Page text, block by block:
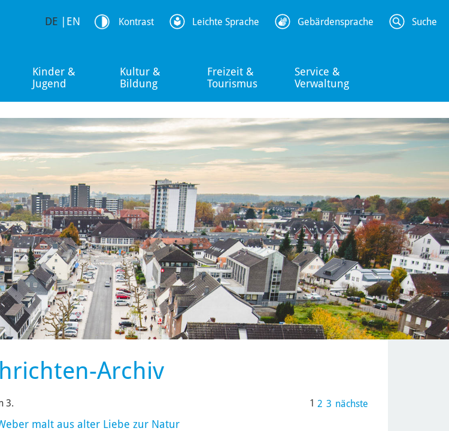
Kinder &
Jugend
Kultur &
Bildung
Freizeit &
Tourismus
Service &
Verwaltung
DE EN Kontrast Leichte Sprache Gebärdensprache Suche
Archiv
3. 1 2 3 nächste
malt aus alter Liebe zur Natur